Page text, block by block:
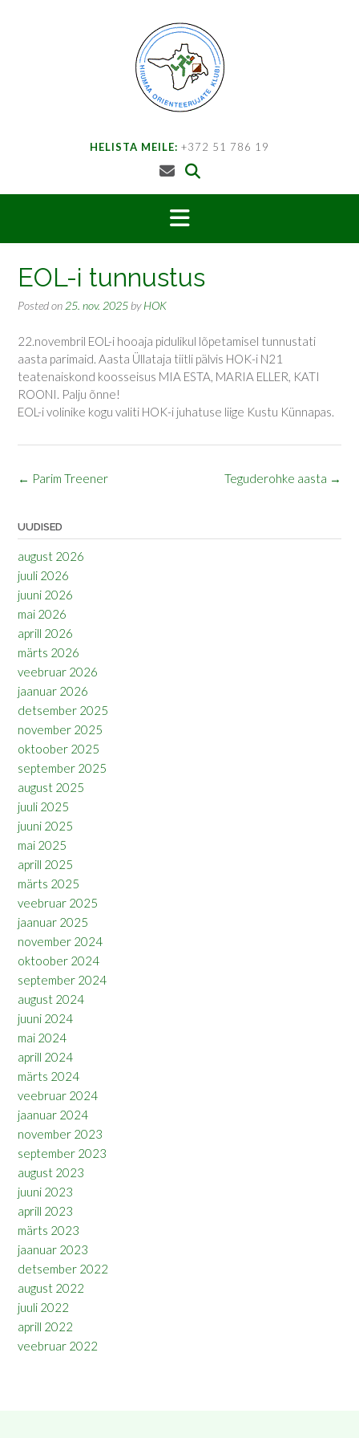
HELISTA MEILE: +372 51 786 19
EOL-i tunnustus
Posted on 25. nov. 2025 byHOK
22.novembril EOL-i hooaja pidulikul lõpetamisel tunnustati
aasta parimaid. Aasta Üllataja tiitli pälvis HOK-i N21
teatenaiskond koosseisus MIA ESTA, MARIA ELLER, KATI
ROONI. Palju õnne!
EOL-i volinike kogu valiti HOK-i juhatuse liige Kustu Künnapas.
Post
Teguderohke aasta →
← Parim Treener
UUDISED
august 2026
juuli 2026
juuni 2026
mai 2026
aprill 2026
märts 2026
veebruar 2026
jaanuar 2026
detsember 2025
november 2025
oktoober 2025
september 2025
august 2025
juuli 2025
juuni 2025
mai 2025
aprill 2025
märts 2025
veebruar 2025
jaanuar 2025
november 2024
oktoober 2024
september 2024
august 2024
juuni 2024
mai 2024
aprill 2024
märts 2024
veebruar 2024
jaanuar 2024
november 2023
september 2023
august 2023
juuni 2023
aprill 2023
märts 2023
jaanuar 2023
detsember 2022
august 2022
juuli 2022
aprill 2022
veebruar 2022